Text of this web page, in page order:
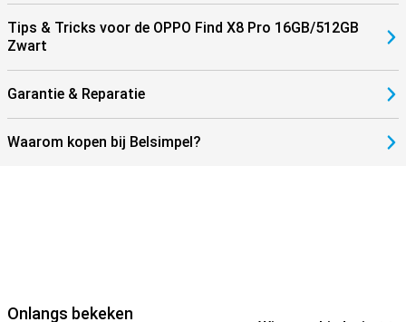
Tips & Tricks voor de OPPO Find X8 Pro 16GB/512GB
Zwart
Garantie & Reparatie
Waarom kopen bij Belsimpel?
Onlangs bekeken